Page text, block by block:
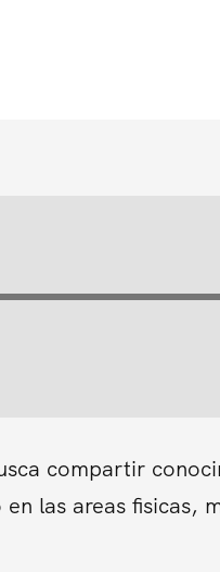
compartir
las areas fisicas,